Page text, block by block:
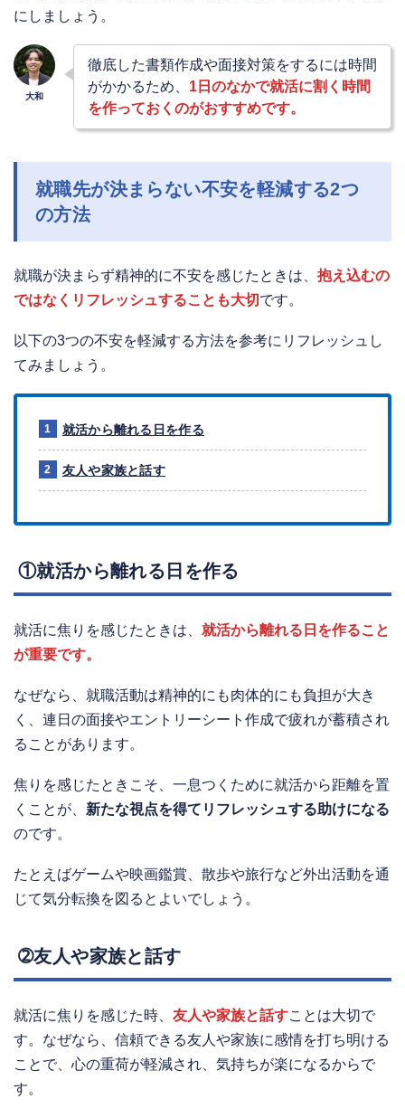
にしましょう。
徹底した書類作成や面接対策をするには時間
がかかるため、 1日のなかで就活に割く時間
を作っておくのがおすすめです。
就職先が決まらない不安を軽減する2つ
の方法
就職が決まらず精神的に不安を感じたときは、 抱え込むの
ではなくリフレッシュすることも大切 です。
以下の3つの不安を軽減する方法を参考にリフレッシュし
てみましょう。
就活から離れる日を作る
友人や家族と話す
①就活から離れる日を作る
就活に焦りを感じたときは、 就活から離れる日を作ること
が重要です。
なぜなら、就職活動は精神的にも肉体的にも負担が大き
く、連日の面接やエントリーシート作成で疲れが蓄積され
ることがあります。
焦りを感じたときこそ、一息つくために就活から距離を置
くことが、 新たな視点を得てリフレッシュする助けになる
のです。
たとえばゲームや映画鑑賞、散歩や旅行など外出活動を通
じて気分転換を図るとよいでしょう。
➁友人や家族と話す
就活に焦りを感じた時、 友人や家族と話すことは大切で
す。なぜなら、信頼できる友人や家族に感情を打ち明ける
ことで、心の重荷が軽減され、気持ちが楽になるからで
す。